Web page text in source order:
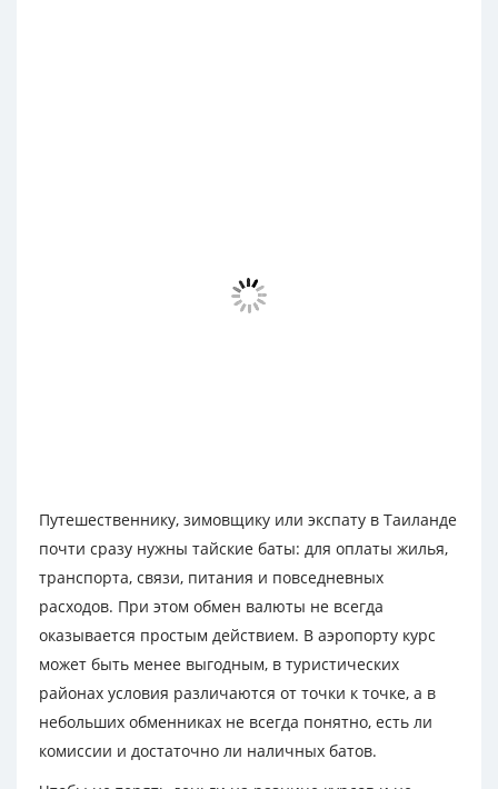
Путешественнику, зимовщику или экспату в Таиланде
почти сразу нужны тайские баты: для оплаты жилья,
транспорта, связи, питания и повседневных
расходов. При этом обмен валюты не всегда
оказывается простым действием. В аэропорту курс
может быть менее выгодным, в туристических
районах условия различаются от точки к точке, а в
небольших обменниках не всегда понятно, есть ли
комиссии и достаточно ли наличных батов.